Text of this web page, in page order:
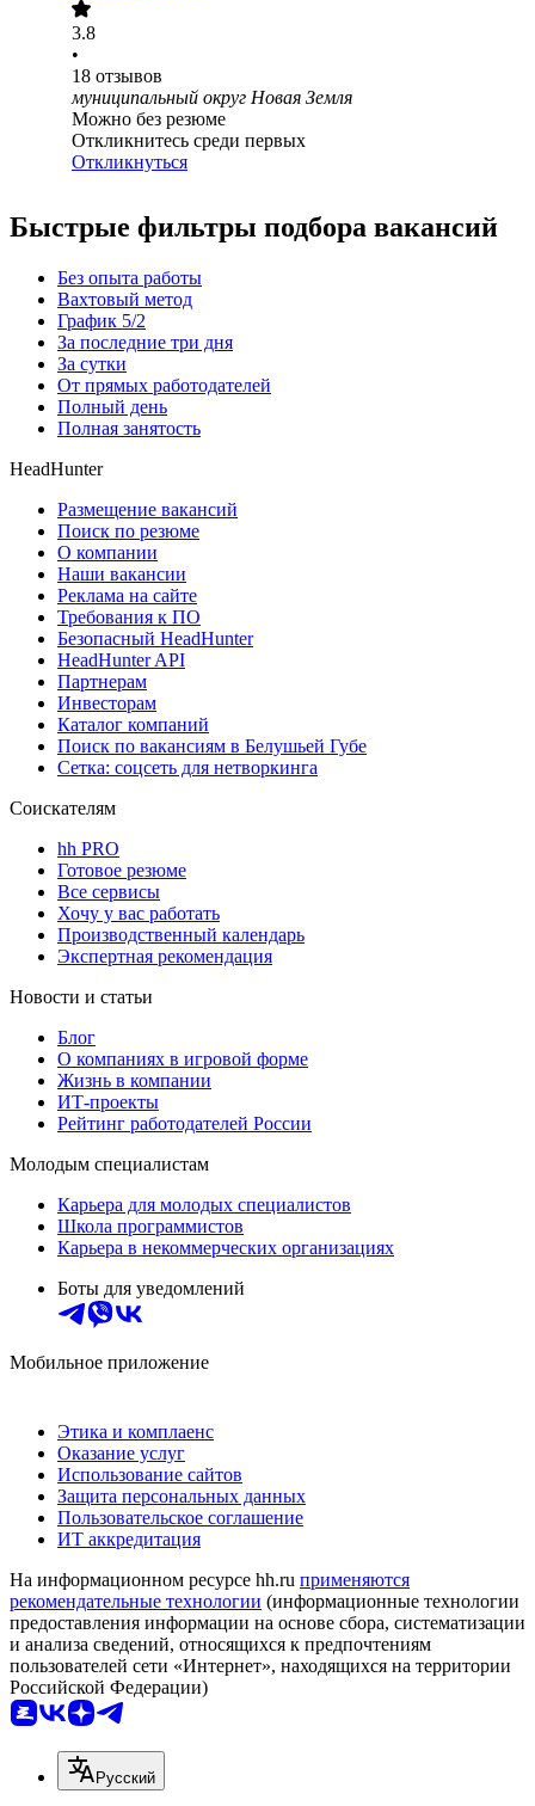
3.8
•
18 отзывов
муниципальный округ Новая Земля
Можно без резюме
Откликнитесь среди первых
Откликнуться
Быстрые фильтры подбора вакансий
Без опыта работы
Вахтовый метод
График 5/2
За последние три дня
За сутки
От прямых работодателей
Полный день
Полная занятость
HeadHunter
Размещение вакансий
Поиск по резюме
О компании
Наши вакансии
Реклама на сайте
Требования к ПО
Безопасный HeadHunter
HeadHunter API
Партнерам
Инвесторам
Каталог компаний
Поиск по вакансиям в Белушьей Губе
Сетка: соцсеть для нетворкинга
Соискателям
hh PRO
Готовое резюме
Все сервисы
Хочу у вас работать
Производственный календарь
Экспертная рекомендация
Новости и статьи
Блог
О компаниях в игровой форме
Жизнь в компании
ИТ-проекты
Рейтинг работодателей России
Молодым специалистам
Карьера для молодых специалистов
Школа программистов
Карьера в некоммерческих организациях
Боты для уведомлений
Мобильное приложение
Этика и комплаенс
Оказание услуг
Использование сайтов
Защита персональных данных
Пользовательское соглашение
ИТ аккредитация
На информационном ресурсе hh.ru применяются
рекомендательные технологии (информационные технологии
предоставления информации на основе сбора, систематизации
и анализа сведений, относящихся к предпочтениям
пользователей сети «Интернет», находящихся на территории
Российской Федерации)
Русский